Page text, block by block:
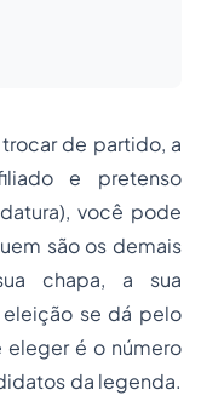
de partido, a
e pretenso
você pode
são os demais
chapa, a sua
se dá pelo
é o número
da legenda.